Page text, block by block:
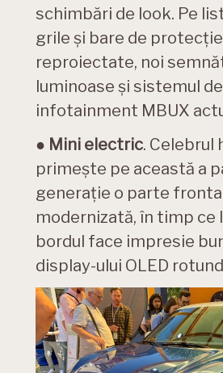
schimbări de look. Pe
grile și bare de protecție
reproiectate, noi
luminoase și sistemul de
infotainment MBUX
● Mini electric. Celebrul
primește pe această a
generație o parte
modernizată, în timp ce
bordul face impresie
display-ului OLED